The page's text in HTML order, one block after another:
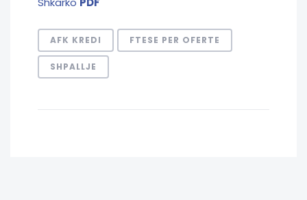
AFK KREDI FTESE PER OFERTE
SHPALLJE